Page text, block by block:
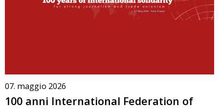
07. maggio 2026
100 anni International Federation of